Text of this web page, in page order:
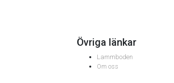
Övriga länkar
Lammboden
Om oss